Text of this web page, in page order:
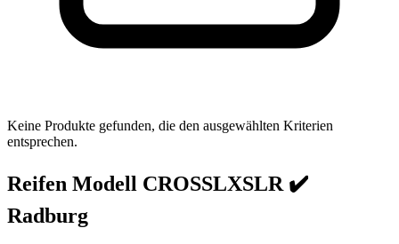
Keine Produkte gefunden, die den ausgewählten Kriterien
entsprechen.
Reifen Modell CROSSLXSLR ✔️
Radburg